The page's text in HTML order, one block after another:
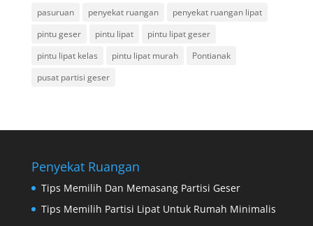
pasuruan
penyekat ruangan
penyekat ruangan lipat
pintu geser
pintu lipat
pintu lipat geser
pintu lipat kelas
pintu lipat murah
Pontianak
pusat partisi geser
Penyekat Ruangan
Tips Memilih Dan Memasang Partisi Geser
Tips Memilih Partisi Lipat Untuk Rumah Minimalis